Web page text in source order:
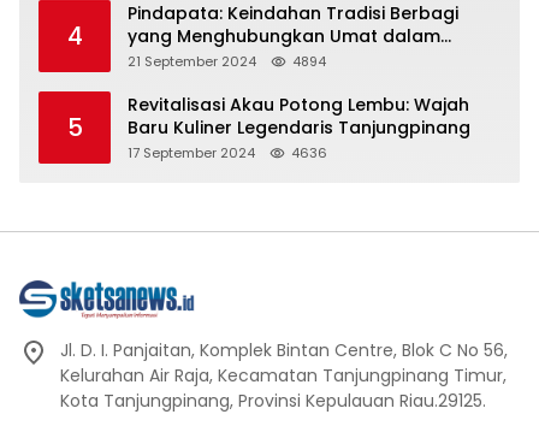
4
Pindapata: Keindahan Tradisi Berbagi
yang Menghubungkan Umat dalam
Spiritualitas dan Kebersamaan dalam
21 September 2024 4894
5
Revitalisasi Akau Potong Lembu: Wajah
Baru Kuliner Legendaris Tanjungpinang
17 September 2024 4636
Jl. D. I. Panjaitan, Komplek Bintan Centre, Blok C No 56,
Kelurahan Air Raja, Kecamatan Tanjungpinang Timur,
Kota Tanjungpinang, Provinsi Kepulauan Riau.29125.